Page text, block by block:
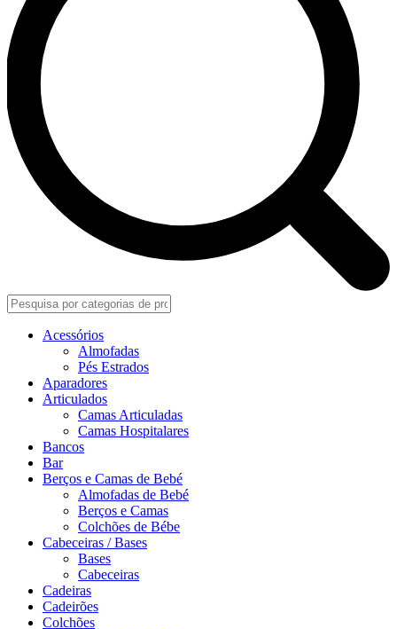
Acessórios
Almofadas
Pés Estrados
Aparadores
Articulados
Camas Articuladas
Camas Hospitalares
Bancos
Bar
Berços e Camas de Bebé
Almofadas de Bebé
Berços e Camas
Colchões de Bébe
Cabeceiras / Bases
Bases
Cabeceiras
Cadeiras
Cadeirões
Colchões